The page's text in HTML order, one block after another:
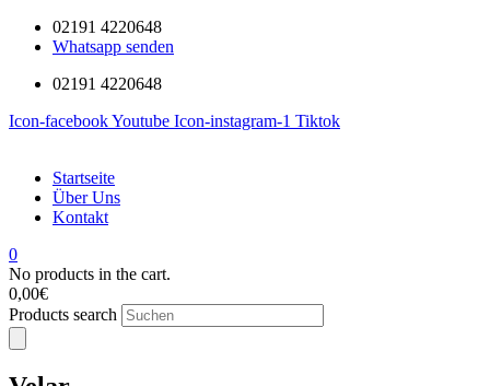
02191 4220648
Whatsapp senden
02191 4220648
Icon-facebookYoutube Icon-instagram-1 Tiktok
Startseite
Über Uns
Kontakt
0
No products in the cart.
0,00€
Products search